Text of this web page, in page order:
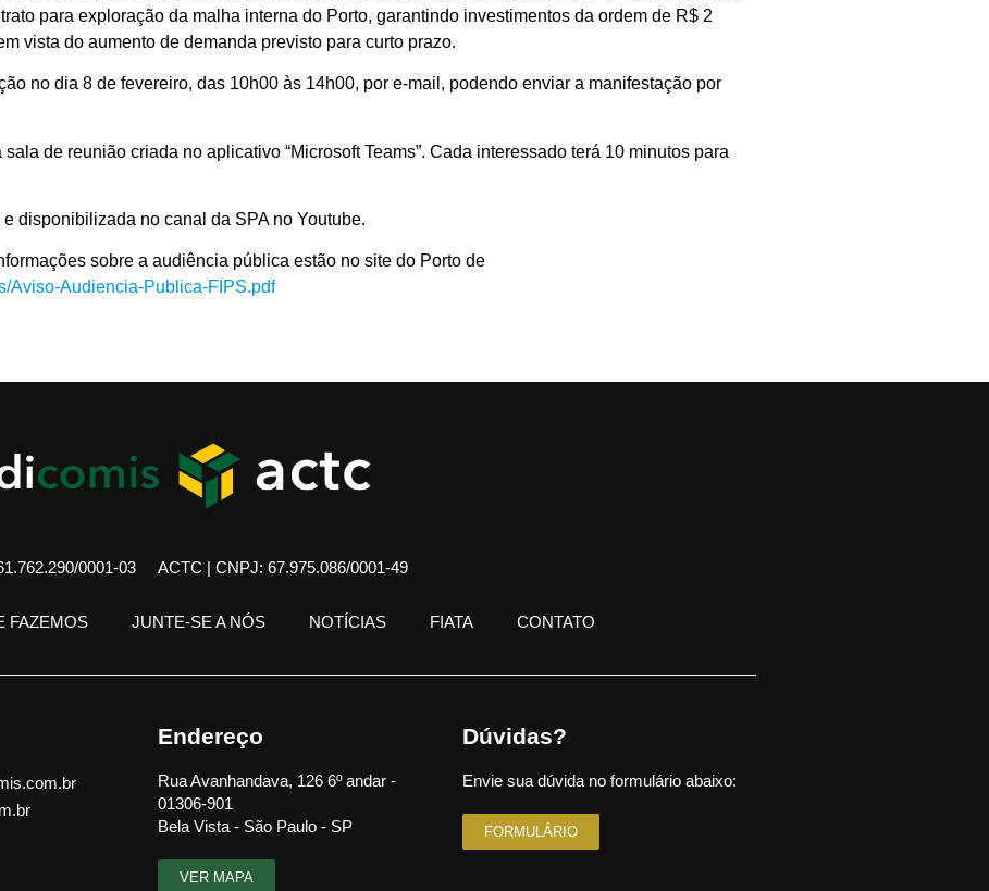
para exploração da malha interna do Porto, garantindo investimentos da ordem de R$ 2
vista do aumento de demanda previsto para curto prazo.
no dia 8 de fevereiro, das 10h00 às 14h00, por e-mail, podendo enviar a manifestação por
de reunião criada no aplicativo “Microsoft Teams”. Cada interessado terá 10 minutos para
disponibilizada no canal da SPA no Youtube.
sobre a audiência pública estão no site do Porto de
Aviso-Audiencia-Publica-FIPS.pdf
0001-03 ACTC | CNPJ: 67.975.086/0001-49
FAZEMOS JUNTE-SE A NÓS NOTÍCIAS FIATA CONTATO
Endereço
Rua Avanhandava, 126 6º andar -
01306-901
Bela Vista - São Paulo - SP
VER MAPA
Dúvidas?
Envie sua dúvida no formulário abaixo:
FORMULÁRIO